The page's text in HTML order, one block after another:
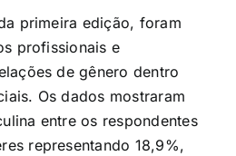
primeira edição, foram
profissionais e
de gênero dentro
Os dados mostraram
entre os respondentes
representando 18,9%,